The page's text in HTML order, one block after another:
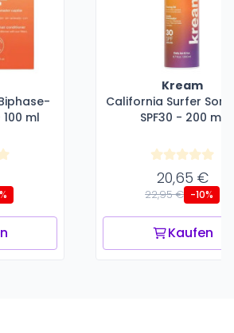
ml
Kream
California Surfer
SPF30 - 200 ml
20,65 €
22,95 € -10%
Kaufen